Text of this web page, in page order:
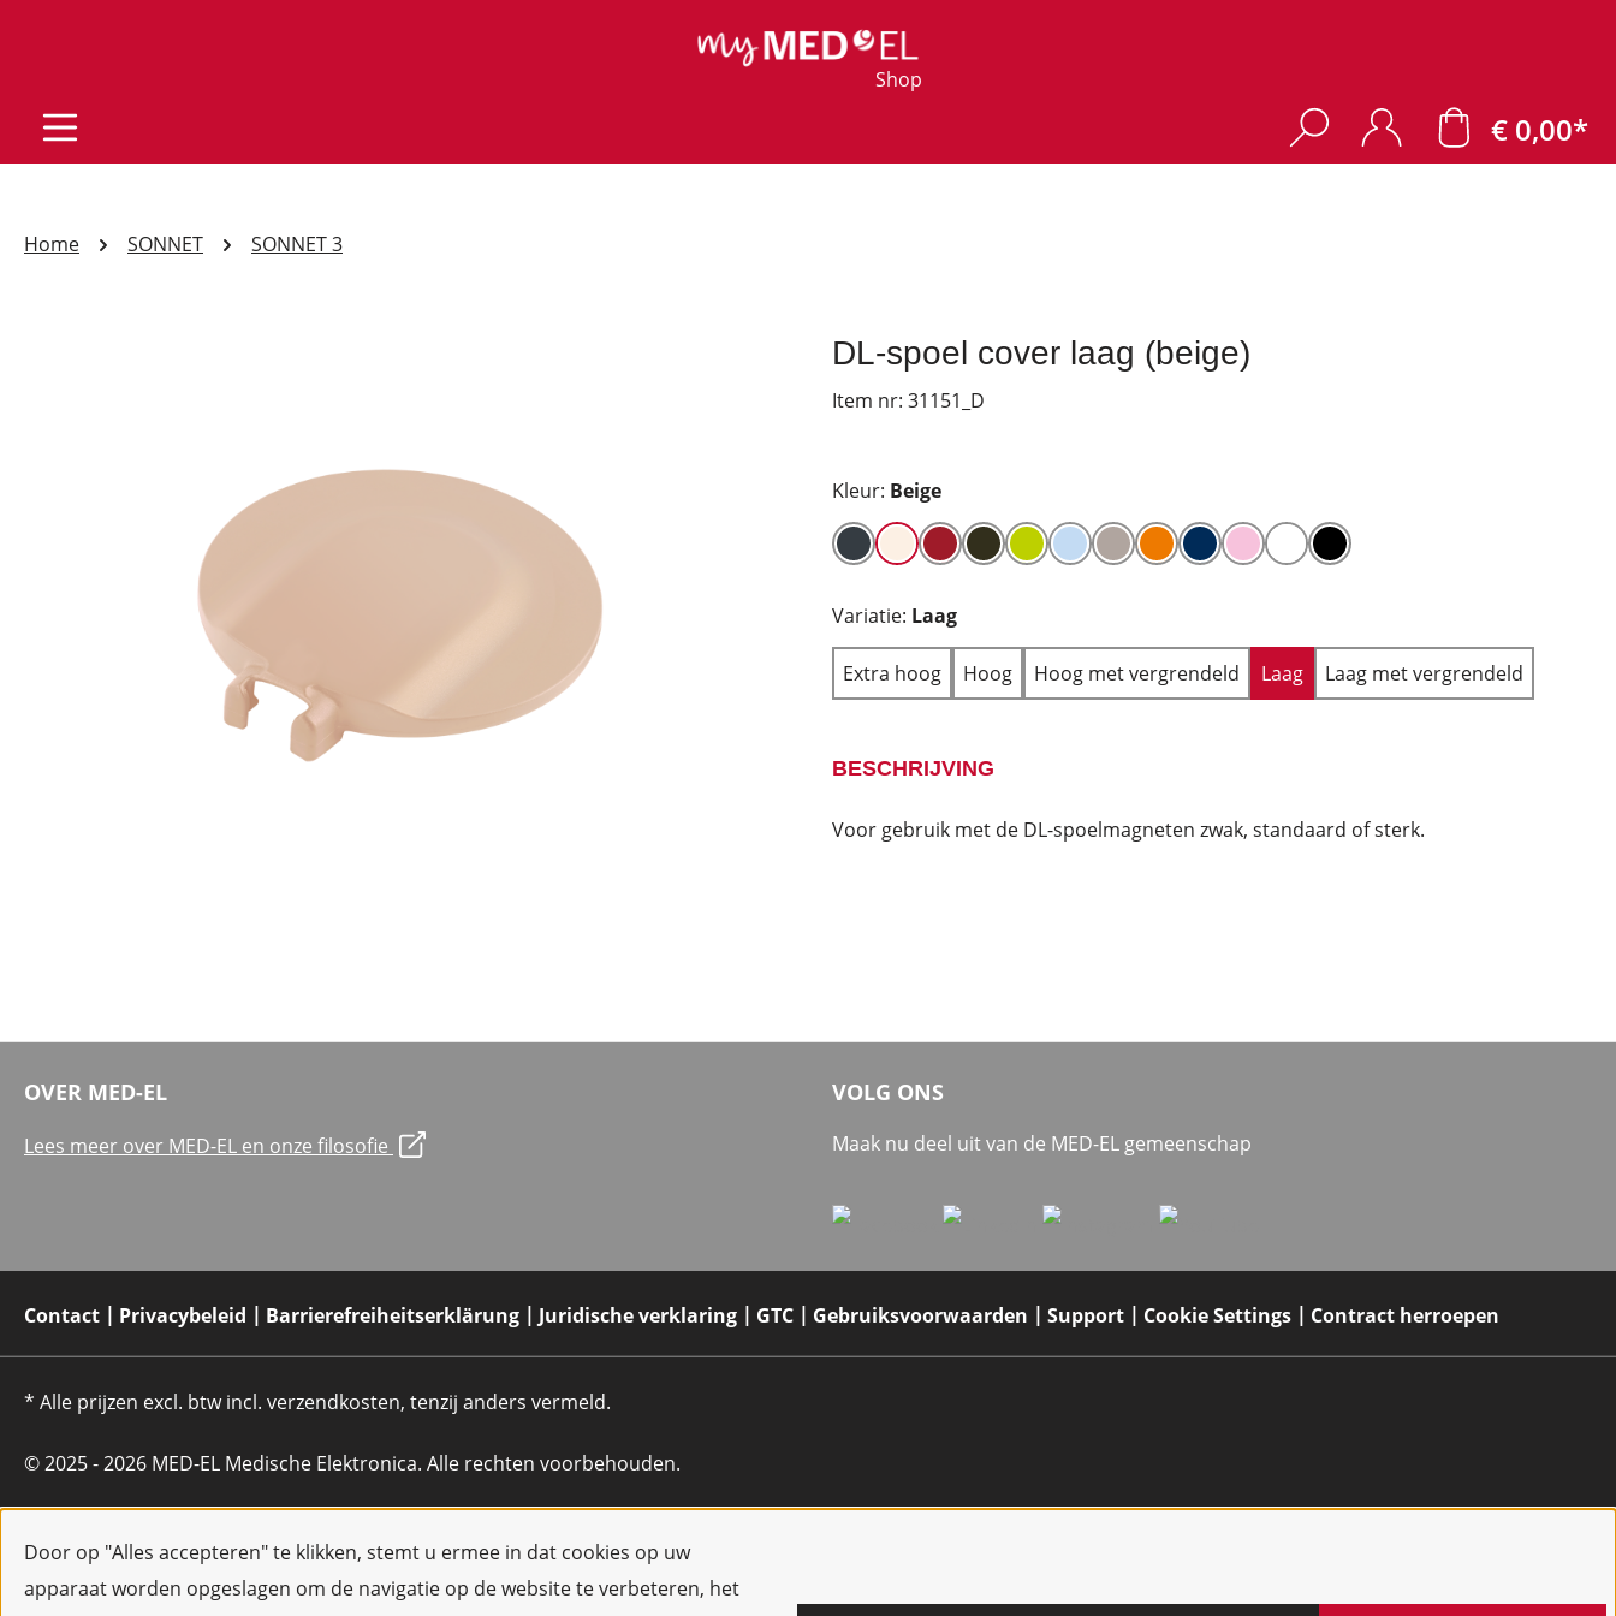
Door op "Alles accepteren" te klikken, stemt u ermee in dat cookies op uw
apparaat worden opgeslagen om de navigatie op de website te verbeteren, het
Shop
€ 0,00*
Home SONNET SONNET 3
DL-spoel cover laag (beige)
Item nr: 31151_D
Kleur: Beige
Variatie: Laag
Extra hoog Hoog Hoog met vergrendeld Laag Laag met vergrendeld
BESCHRIJVING
Voor gebruik met de DL-spoelmagneten zwak, standaard of sterk.
OVER MED-EL
Lees meer over MED-EL en onze filosofie
VOLG ONS
Maak nu deel uit van de MED-EL gemeenschap
Contact Privacybeleid Barrierefreiheitserklärung Juridische verklaring GTC Gebruiksvoorwaarden Support Cookie Settings Contract herroepen
* Alle prijzen excl. btw incl. verzendkosten, tenzij anders vermeld.
© 2025 - 2026 MED-EL Medische Elektronica. Alle rechten voorbehouden.